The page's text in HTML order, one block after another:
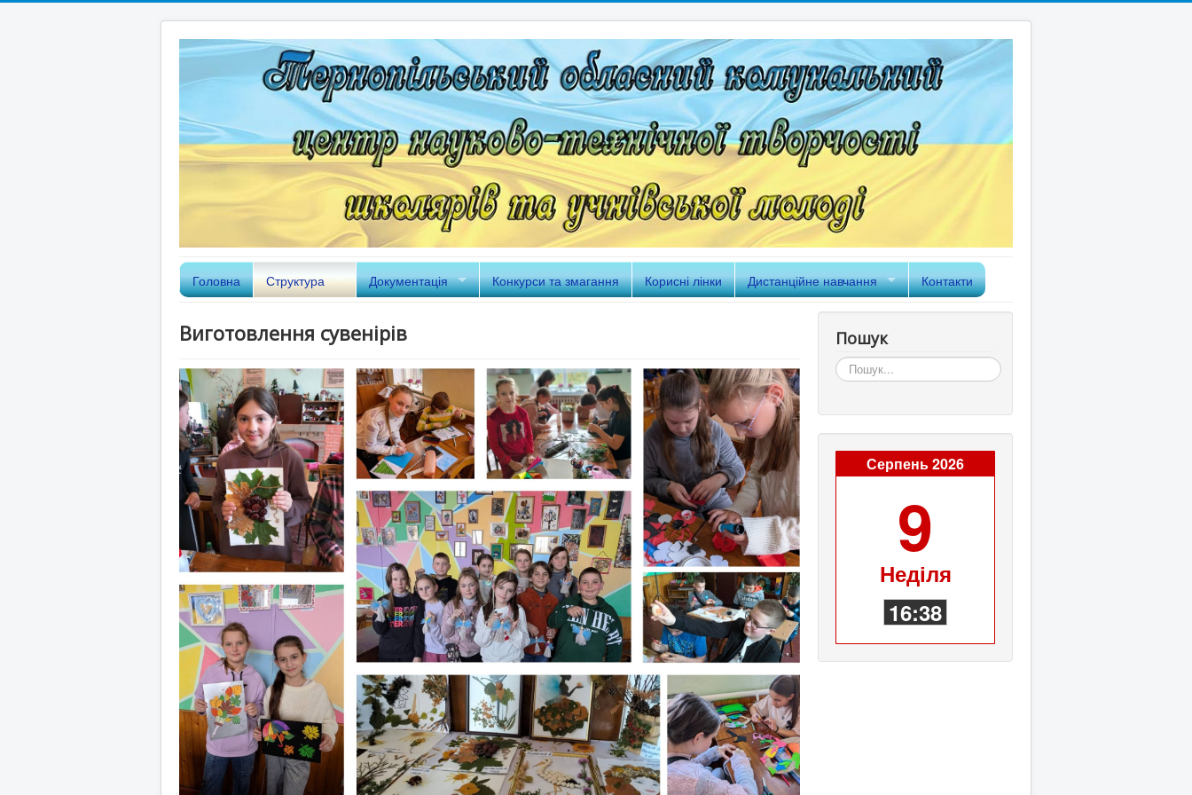
Головна Структура Документація Конкурси та змагання Корисні лінки Дистанційне навчання Контакти
Виготовлення сувенірів Пошук
Пошук...
Серпень 2026
9
Неділя
16:38